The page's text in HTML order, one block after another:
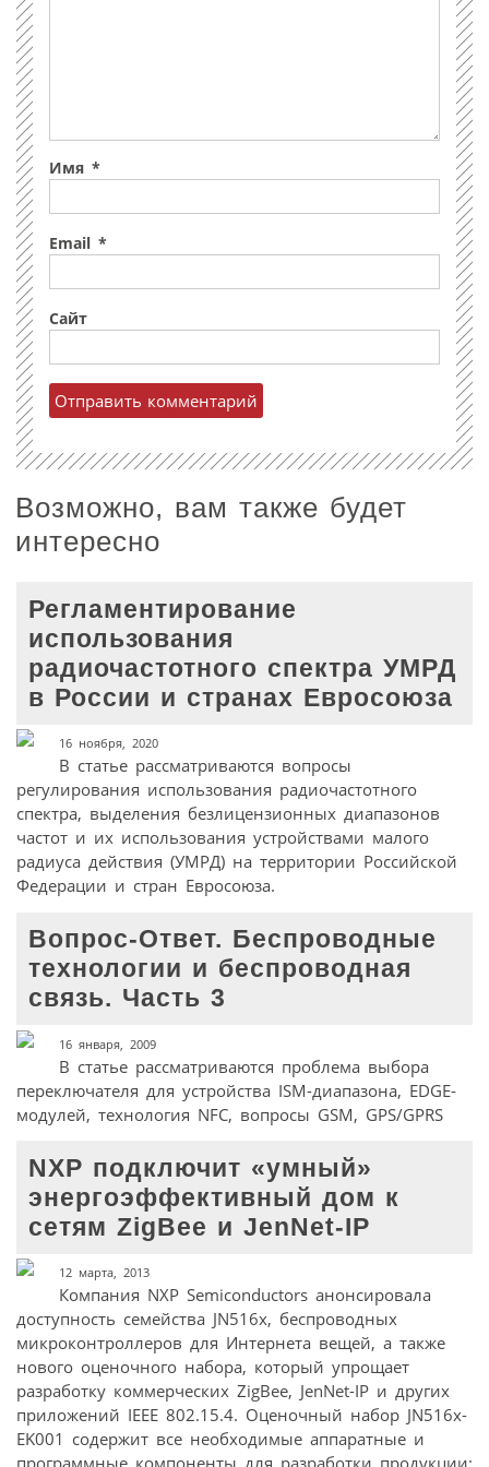
Имя *
Email *
Сайт
Возможно, вам также будет
интересно
Регламентирование
использования
радиочастотного спектра УМРД
в России и странах Евросоюза
16 ноября, 2020
В статье рассматриваются вопросы
регулирования использования радиочастотного
спектра, выделения безлицензионных диапазонов
частот и их использования устройствами малого
радиуса действия (УМРД) на территории Российской
Федерации и стран Евросоюза.
Вопрос-Ответ. Беспроводные
технологии и беспроводная
связь. Часть 3
16 января, 2009
В статье рассматриваются проблема выбора
переключателя для устройства ISM-диапазона, EDGE-
модулей, технология NFC, вопросы GSM, GPS/GPRS
NXP подключит «умный»
энергоэффективный дом к
сетям ZigBee и JenNet-IP
12 марта, 2013
Компания NXP Semiconductors анонсировала
доступность семейства JN516x, беспроводных
микроконтроллеров для Интернета вещей, а также
нового оценочного набора, который упрощает
разработку коммерческих ZigBee, JenNet-IP и других
приложений IEEE 802.15.4. Оценочный набор JN516x-
EK001 содержит все необходимые аппаратные и